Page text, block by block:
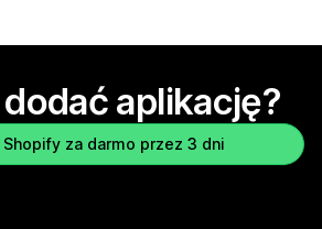
aplikację?
za darmo przez 3 dni